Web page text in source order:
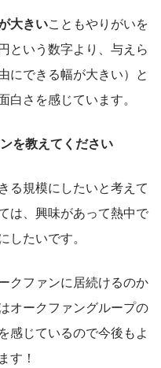
大きいこともやりがいを
という数字より、与えら
にできる幅が大きい）と
さを感じています。
を教えてください
る規模にしたいと考えて
は、興味があって熱中で
たいです。
クファンに居続けるのか
オークファングループの
感じているので今後もよ
す！